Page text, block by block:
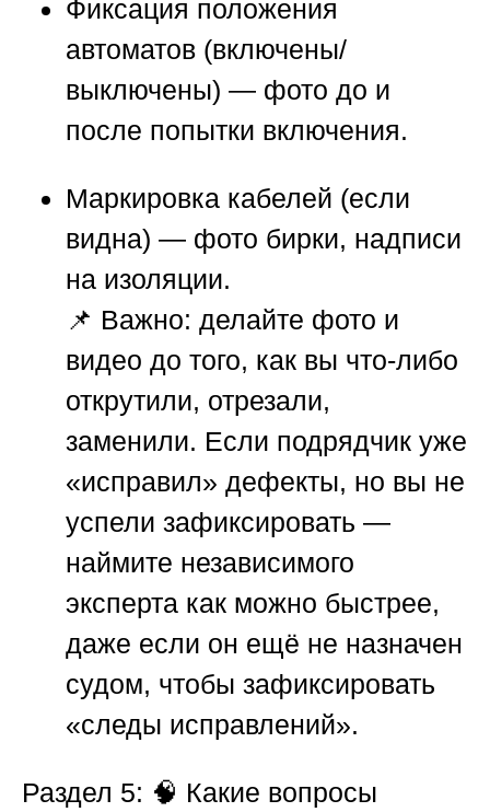
Фиксация положения
автоматов (включены/
выключены) — фото до и
после попытки включения.
Маркировка кабелей (если
видна) — фото бирки, надписи
на изоляции.
📌 Важно: делайте фото и
видео до того, как вы что-либо
открутили, отрезали,
заменили. Если подрядчик уже
«исправил» дефекты, но вы не
успели зафиксировать —
наймите независимого
эксперта как можно быстрее,
даже если он ещё не назначен
судом, чтобы зафиксировать
«следы исправлений».
Раздел 5: 🧠 Какие вопросы